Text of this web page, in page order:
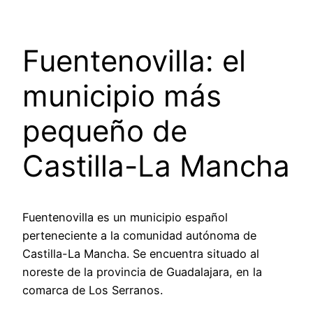
Fuentenovilla: el
municipio más
pequeño de
Castilla-La Mancha
Fuentenovilla es un municipio español
perteneciente a la comunidad autónoma de
Castilla-La Mancha. Se encuentra situado al
noreste de la provincia de Guadalajara, en la
comarca de Los Serranos.